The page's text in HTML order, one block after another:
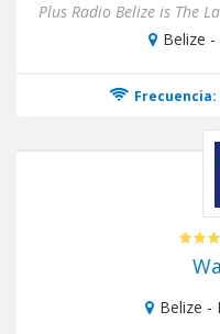
Belize
Frecuencia:
Belize -